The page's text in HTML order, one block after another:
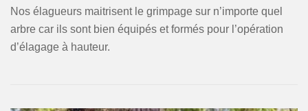
Nos élagueurs maitrisent le grimpage sur n’importe quel
arbre car ils sont bien équipés et formés pour l’opération
d’élagage à hauteur.